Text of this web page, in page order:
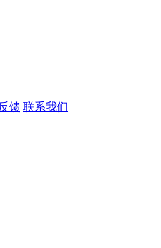
馈 联系我们